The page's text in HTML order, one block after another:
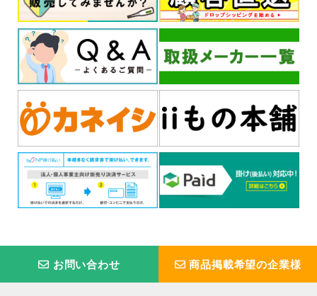
お問い合わせ 商品掲載希望の企業様